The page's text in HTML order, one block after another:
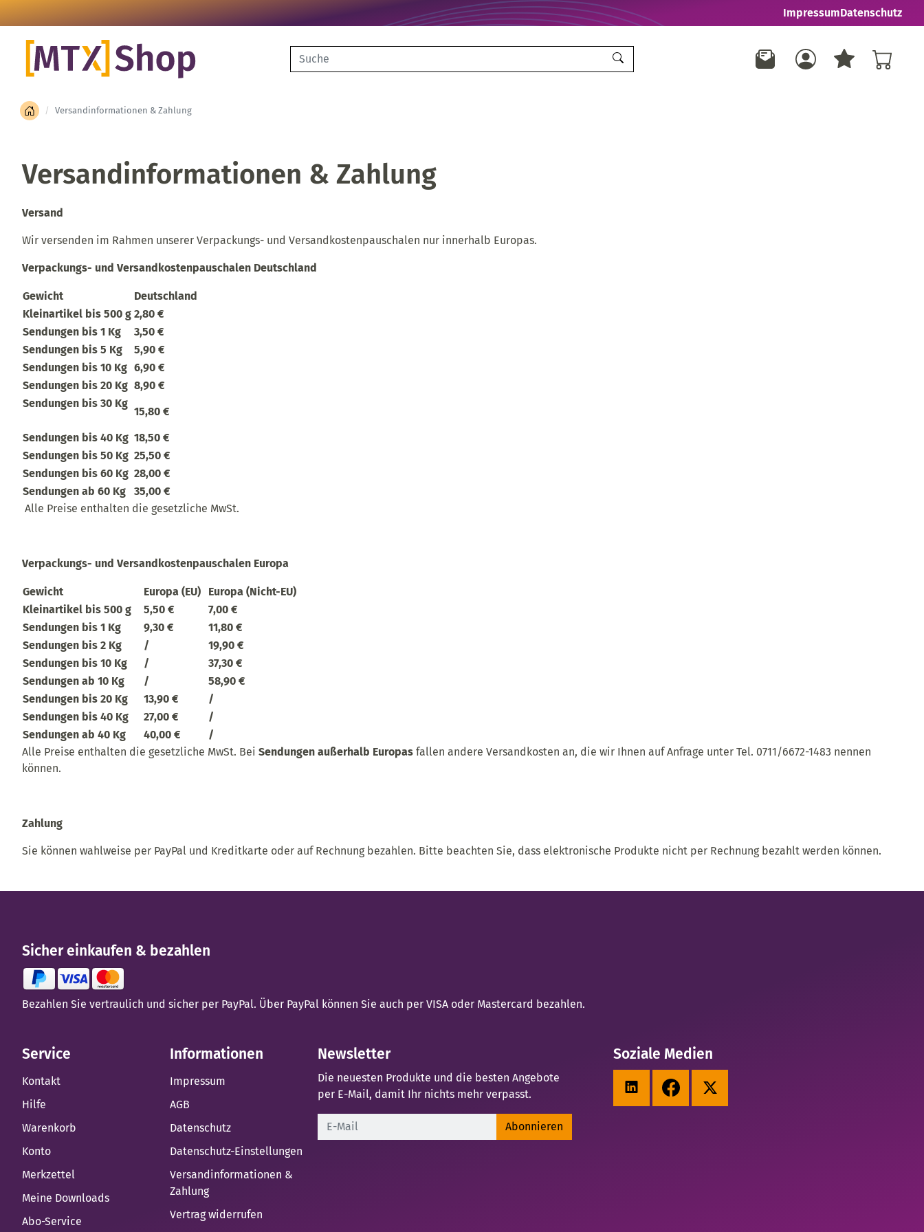
ImpressumDatenschutz
Suche
Versandinformationen & Zahlung
Versandinformationen & Zahlung
Versand
Wir versenden im Rahmen unserer Verpackungs- und Versandkostenpauschalen nur innerhalb Europas.
Verpackungs- und Versandkostenpauschalen Deutschland
Gewicht
Deutschland
Kleinartikel bis 500 g 2,80 €
Sendungen bis 1 Kg
3,50 €
Sendungen bis 5 Kg
5,90 €
Sendungen bis 10 Kg 6,90 €
Sendungen bis 20 Kg 8,90 €
Sendungen bis 30 Kg
15,80 €
Sendungen bis 40 Kg 18,50 €
Sendungen bis 50 Kg 25,50 €
Sendungen bis 60 Kg 28,00 €
Sendungen ab 60 Kg
35,00 €
Alle Preise enthalten die gesetzliche MwSt.
Verpackungs- und Versandkostenpauschalen Europa
Gewicht Europa (EU)
Europa (Nicht-EU)
Kleinartikel bis 500 g
5,50 €
7,00 €
Sendungen bis 1 Kg
9,30 €
11,80 €
Sendungen bis 2 Kg
/
19,90 €
Sendungen bis 10 Kg
/
37,30 €
Sendungen ab 10 Kg
/
58,90 €
Sendungen bis 20 Kg
13,90 €
/
Sendungen bis 40 Kg
27,00 €
/
Sendungen ab 40 Kg
40,00 €
/
Alle Preise enthalten die gesetzliche MwSt. Bei Sendungen außerhalb Europas fallen andere Versandkosten an, die wir Ihnen auf Anfrage unter Tel. 0711/6672-1483 nennen
können.
Zahlung
Sie können wahlweise per PayPal und Kreditkarte oder auf Rechnung bezahlen. Bitte beachten Sie, dass elektronische Produkte nicht per Rechnung bezahlt werden können.
Sicher einkaufen & bezahlen
Bezahlen Sie vertraulich und sicher per PayPal. Über PayPal können Sie auch per VISA oder Mastercard bezahlen.
Service
Kontakt
Hilfe
Warenkorb
Konto
Merkzettel
Meine Downloads
Abo-Service
Informationen
Impressum
AGB
Datenschutz
Datenschutz-Einstellungen
Versandinformationen &
Zahlung
Vertrag widerrufen
Newsletter
Die neuesten Produkte und die besten Angebote
per E-Mail, damit Ihr nichts mehr verpasst.
Newsletter Abonnieren
Soziale Medien
LinkedInFacebookX (Twitter)